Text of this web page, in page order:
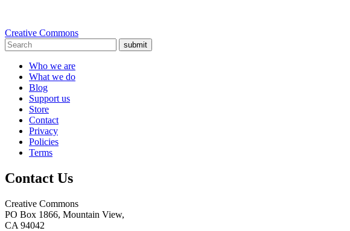
Creative Commons
submit
Who we are
What we do
Blog
Support us
Store
Contact
Privacy
Policies
Terms
Contact Us
Creative Commons
PO Box 1866, Mountain View,
CA 94042